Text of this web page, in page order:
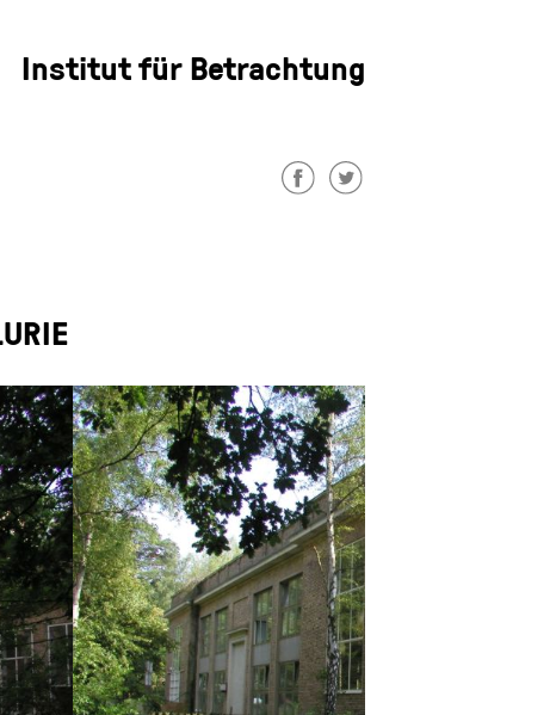
Institut für Betrachtung